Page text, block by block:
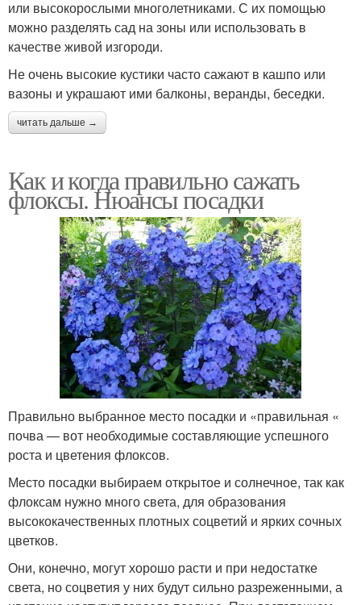
или высокорослыми многолетниками. С их помощью
можно разделять сад на зоны или использовать в
качестве живой изгороди.
Не очень высокие кустики часто сажают в кашпо или
вазоны и украшают ими балконы, веранды, беседки.
читать дальше →
Как и когда правильно сажать
флоксы. Нюансы посадки
Правильно выбранное место посадки и «правильная «
почва — вот необходимые составляющие успешного
роста и цветения флоксов.
Место посадки выбираем открытое и солнечное, так как
флоксам нужно много света, для образования
высококачественных плотных соцветий и ярких сочных
цветков.
Они, конечно, могут хорошо расти и при недостатке
света, но соцветия у них будут сильно разреженными, а